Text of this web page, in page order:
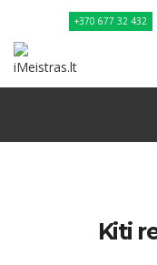
+370 677 32 432
Kiti